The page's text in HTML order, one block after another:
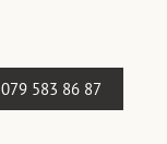
079 583 86 87